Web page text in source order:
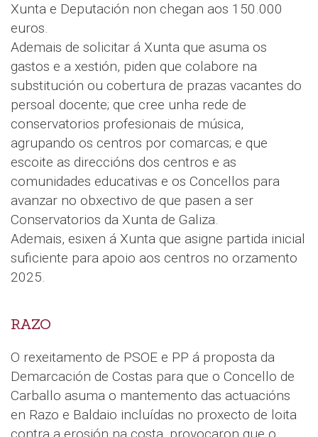
Xunta e Deputación non chegan aos 150.000
euros.
Ademais de solicitar á Xunta que asuma os
gastos e a xestión, piden que colabore na
substitución ou cobertura de prazas vacantes do
persoal docente; que cree unha rede de
conservatorios profesionais de música,
agrupando os centros por comarcas; e que
escoite as direccións dos centros e as
comunidades educativas e os Concellos para
avanzar no obxectivo de que pasen a ser
Conservatorios da Xunta de Galiza.
Ademais, esixen á Xunta que asigne partida inicial
suficiente para apoio aos centros no orzamento
2025.
RAZO
O rexeitamento de PSOE e PP á proposta da
Demarcación de Costas para que o Concello de
Carballo asuma o mantemento das actuacións
en Razo e Baldaio incluídas no proxecto de loita